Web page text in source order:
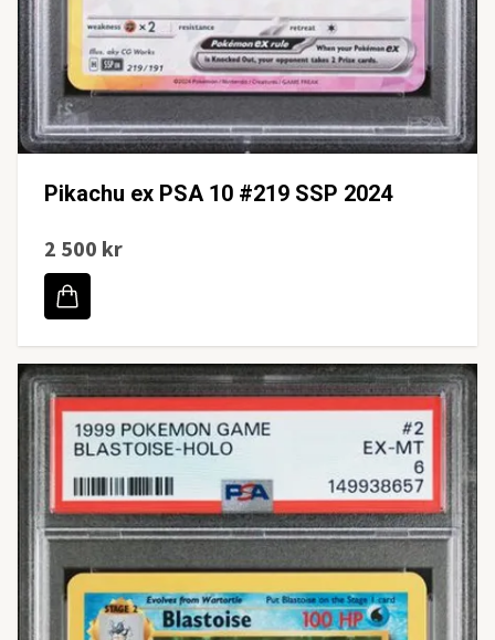
Pikachu ex PSA 10 #219 SSP 2024
2 500 kr